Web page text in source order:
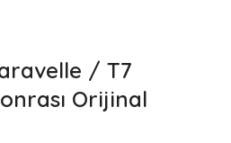
/ T7
Orijinal